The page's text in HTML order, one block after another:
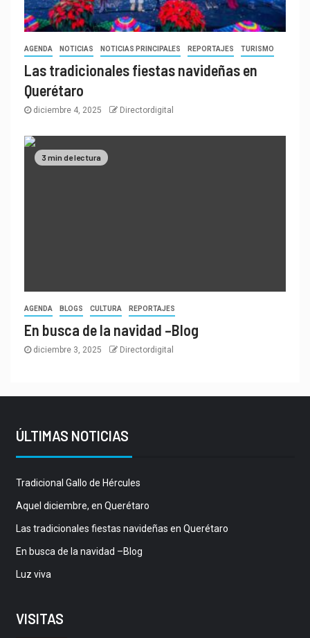
AGENDA NOTICIAS NOTICIAS PRINCIPALES REPORTAJES TURISMO
Las tradicionales fiestas navideñas en
Querétaro
diciembre 4, 2025 Directordigital
3 min de lectura
AGENDA BLOGS CULTURA REPORTAJES
En busca de la navidad –Blog
diciembre 3, 2025 Directordigital
ÚLTIMAS NOTICIAS
Tradicional Gallo de Hércules
Aquel diciembre, en Querétaro
Las tradicionales fiestas navideñas en Querétaro
En busca de la navidad –Blog
Luz viva
VISITAS